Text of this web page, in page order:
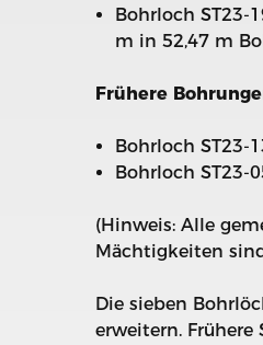
Bohrloch ST23-
m in 52,47 m
Frühere
Bohrloch ST23-
Bohrloch ST23-
(Hinweis: Alle
Mächtigkeiten
Die sieben
erweitern.